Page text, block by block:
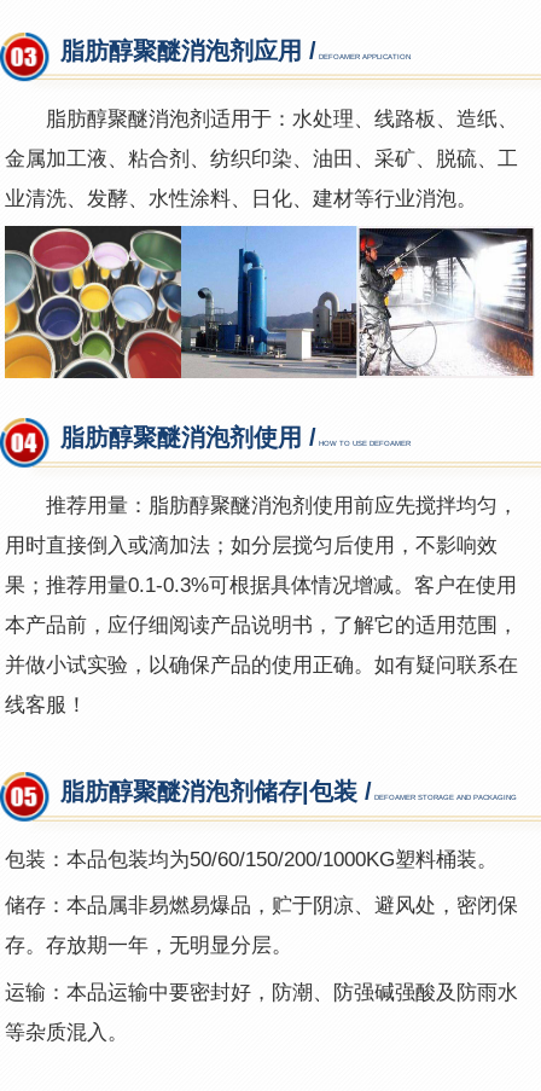
脂肪醇聚醚消泡剂应用 / DEFOAMER APPLICATION
脂肪醇聚醚消泡剂适用于：水处理、线路板、造纸、
金属加工液、粘合剂、纺织印染、油田、采矿、脱硫、工
业清洗、发酵、水性涂料、日化、建材等行业消泡。
脂肪醇聚醚消泡剂使用 / HOW TO USE DEFOAMER
推荐用量：脂肪醇聚醚消泡剂使用前应先搅拌均匀，
用时直接倒入或滴加法；如分层搅匀后使用，不影响效
果；推荐用量0.1-0.3%可根据具体情况增减。客户在使用
本产品前，应仔细阅读产品说明书，了解它的适用范围，
并做小试实验，以确保产品的使用正确。如有疑问联系在
线客服！
脂肪醇聚醚消泡剂储存|包装 / DEFOAMER STORAGE AND PACKAGING
包装：本品包装均为50/60/150/200/1000KG塑料桶装。
储存：本品属非易燃易爆品，贮于阴凉、避风处，密闭保
存。存放期一年，无明显分层。
运输：本品运输中要密封好，防潮、防强碱强酸及防雨水
等杂质混入。